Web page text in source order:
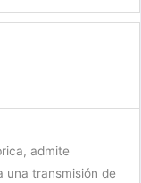
admite
una transmisión de